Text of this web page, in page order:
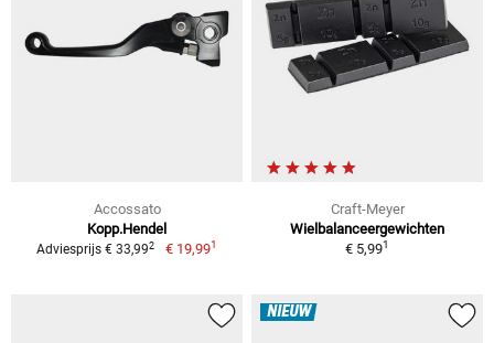
Accossato
Kopp.Hendel
Adviesprijs € 33,992 € 19,991
Craft-Meyer
Wielbalanceergewichten
€ 5,991
NIEUW